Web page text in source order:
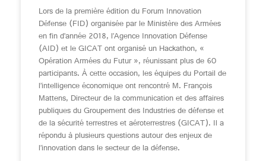
Lors de la première édition du Forum Innovation
Défense (FID) organisée par le Ministère des Armées
en fin d’année 2018, l’Agence Innovation Défense
(AID) et le GICAT ont organisé un Hackathon, «
Opération Armées du Futur », réunissant plus de 60
participants. À cette occasion, les équipes du Portail de
l’intelligence économique ont rencontré M. François
Mattens, Directeur de la communication et des affaires
publiques du Groupement des Industries de défense et
de la sécurité terrestres et aéroterrestres (GICAT). Il a
répondu à plusieurs questions autour des enjeux de
l’innovation dans le secteur de la défense.